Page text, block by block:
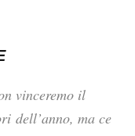
vinceremo il
dell’anno, ma ce